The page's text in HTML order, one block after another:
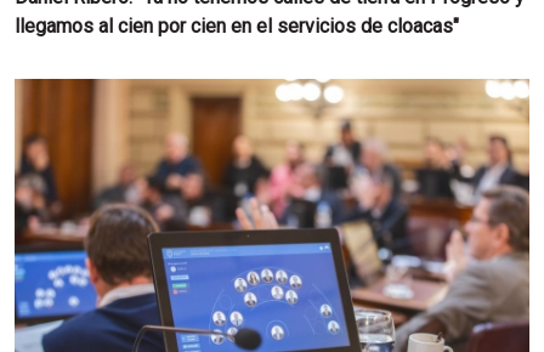
llegamos al cien por cien en el servicios de cloacas"